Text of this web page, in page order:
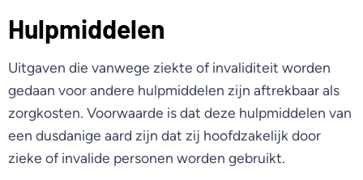
Hulpmiddelen
Uitgaven die vanwege ziekte of invaliditeit worden
gedaan voor andere hulpmiddelen zijn aftrekbaar als
zorgkosten. Voorwaarde is dat deze hulpmiddelen van
een dusdanige aard zijn dat zij hoofdzakelijk door
zieke of invalide personen worden gebruikt.